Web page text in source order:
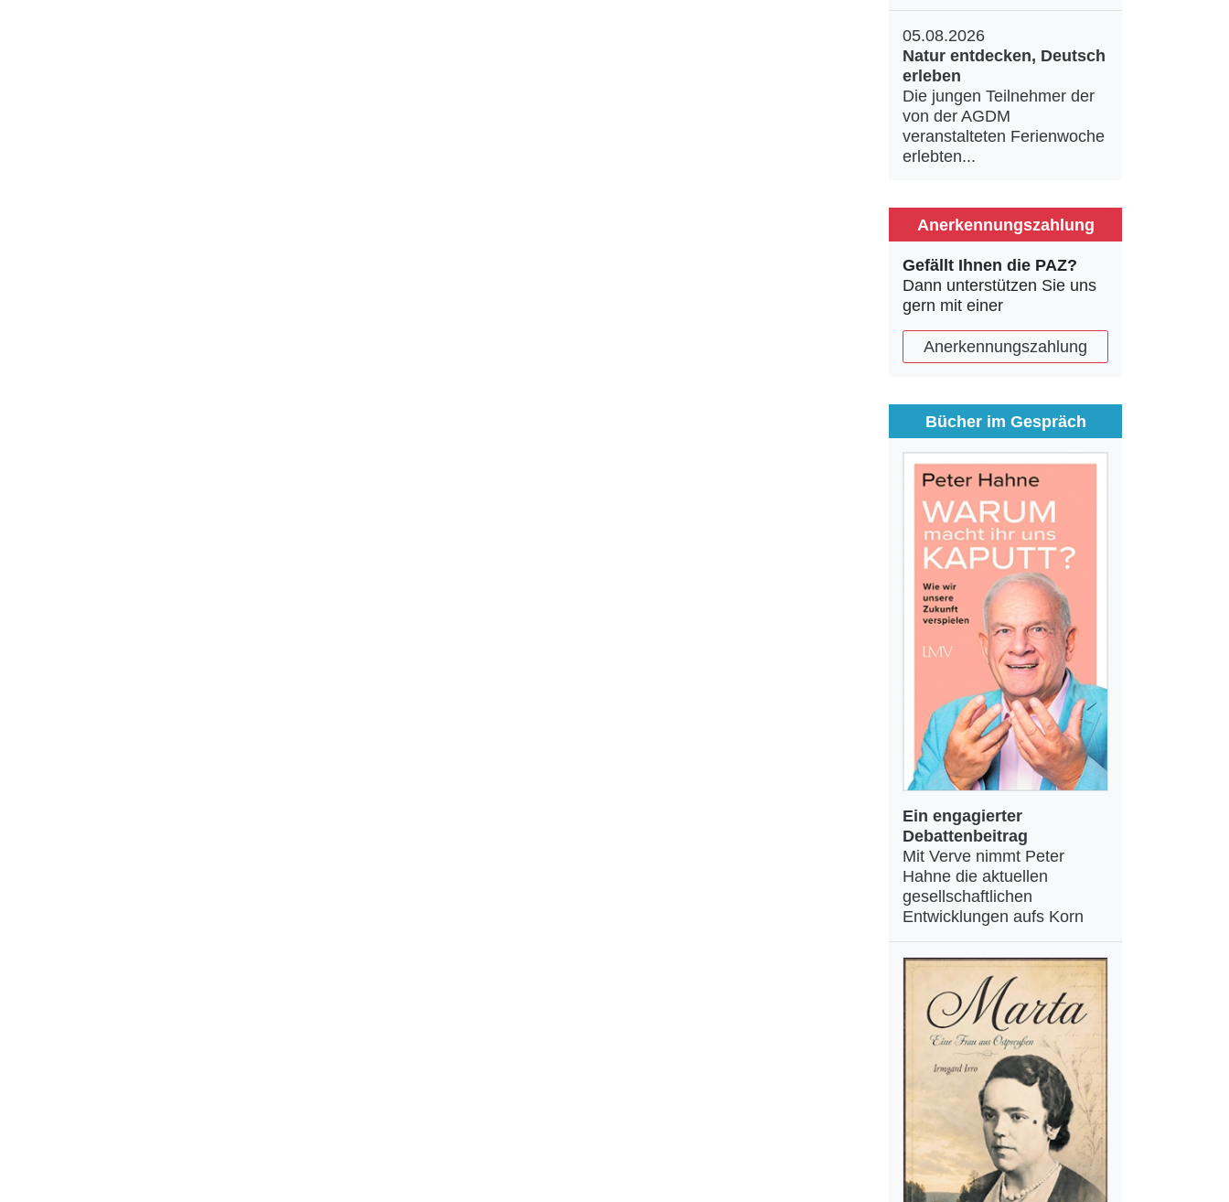
05.08.2026
Natur entdecken, Deutsch
erleben
Die jungen Teilnehmer der
von der AGDM
veranstalteten Ferienwoche
erlebten...
Anerkennungszahlung
Gefällt Ihnen die PAZ?
Dann unterstützen Sie uns
gern mit einer
Anerkennungszahlung
Bücher im Gespräch
Ein engagierter
Debattenbeitrag
Mit Verve nimmt Peter
Hahne die aktuellen
gesellschaftlichen
Entwicklungen aufs Korn